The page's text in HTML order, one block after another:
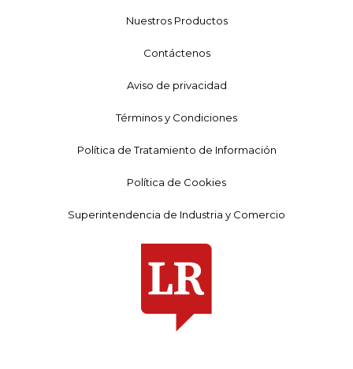
Nuestros Productos
Contáctenos
Aviso de privacidad
Términos y Condiciones
Política de Tratamiento de Información
Política de Cookies
Superintendencia de Industria y Comercio